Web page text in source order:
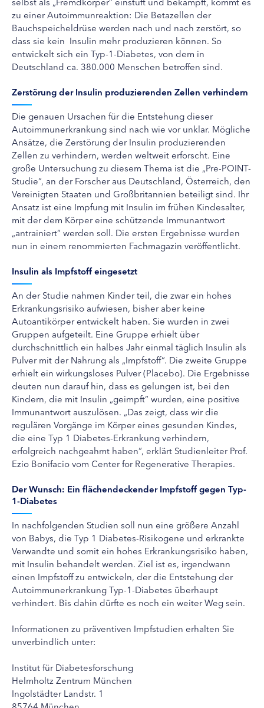
zu einer Autoimmunreaktion: Die Betazellen der
Bauchspeicheldrüse werden nach und nach zerstört, so
dass sie kein Insulin mehr produzieren können. So
entwickelt sich ein Typ-1-Diabetes, von dem in
Deutschland ca. 380.000 Menschen betroffen sind.
Zerstörung der Insulin produzierenden Zellen verhindern
Die genauen Ursachen für die Entstehung dieser
Autoimmunerkrankung sind nach wie vor unklar. Mögliche
Ansätze, die Zerstörung der Insulin produzierenden
Zellen zu verhindern, werden weltweit erforscht. Eine
große Untersuchung zu diesem Thema ist die „Pre-POINT-
Studie“, an der Forscher aus Deutschland, Österreich, den
Vereinigten Staaten und Großbritannien beteiligt sind. Ihr
Ansatz ist eine Impfung mit Insulin im frühen Kindesalter,
mit der dem Körper eine schützende Immunantwort
„antrainiert“ werden soll. Die ersten Ergebnisse wurden
nun in einem renommierten Fachmagazin veröffentlicht.
Insulin als Impfstoff eingesetzt
An der Studie nahmen Kinder teil, die zwar ein hohes
Erkrankungsrisiko aufwiesen, bisher aber keine
Autoantikörper entwickelt haben. Sie wurden in zwei
Gruppen aufgeteilt. Eine Gruppe erhielt über
durchschnittlich ein halbes Jahr einmal täglich Insulin als
Pulver mit der Nahrung als „Impfstoff“. Die zweite Gruppe
erhielt ein wirkungsloses Pulver (Placebo). Die Ergebnisse
deuten nun darauf hin, dass es gelungen ist, bei den
Kindern, die mit Insulin „geimpft“ wurden, eine positive
Immunantwort auszulösen. „Das zeigt, dass wir die
regulären Vorgänge im Körper eines gesunden Kindes,
die eine Typ 1 Diabetes-Erkrankung verhindern,
erfolgreich nachgeahmt haben“, erklärt Studienleiter Prof.
Ezio Bonifacio vom Center for Regenerative Therapies.
Der Wunsch: Ein flächendeckender Impfstoff gegen Typ-
1-Diabetes
In nachfolgenden Studien soll nun eine größere Anzahl
von Babys, die Typ 1 Diabetes-Risikogene und erkrankte
Verwandte und somit ein hohes Erkrankungsrisiko haben,
mit Insulin behandelt werden. Ziel ist es, irgendwann
einen Impfstoff zu entwickeln, der die Entstehung der
Autoimmunerkrankung Typ-1-Diabetes überhaupt
verhindert. Bis dahin dürfte es noch ein weiter Weg sein.
Informationen zu präventiven Impfstudien erhalten Sie
unverbindlich unter:
Institut für Diabetesforschung
Helmholtz Zentrum München
Ingolstädter Landstr. 1